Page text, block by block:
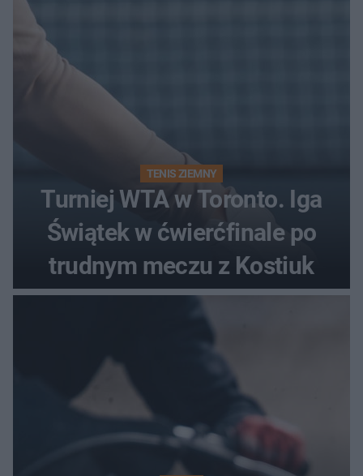
TENIS ZIEMNY
Turniej WTA w Toronto. Iga
Świątek w ćwierćfinale po
trudnym meczu z Kostiuk